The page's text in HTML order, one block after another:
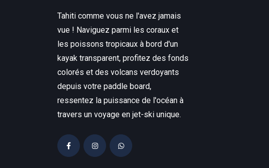
Tahiti comme vous ne l'avez jamais
vue ! Naviguez parmi les coraux et
les poissons tropicaux à bord d'un
kayak transparent, profitez des fonds
colorés et des volcans verdoyants
depuis votre paddle board,
ressentez la puissance de l'océan à
travers un voyage en jet-ski unique.